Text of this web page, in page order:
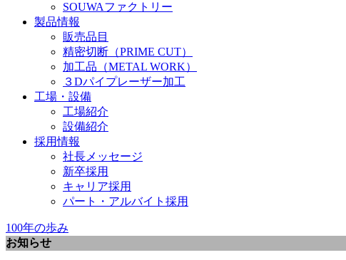
SOUWAファクトリー
製品情報
販売品目
精密切断（PRIME CUT）
加工品（METAL WORK）
３Dパイプレーザー加工
工場・設備
工場紹介
設備紹介
採用情報
社長メッセージ
新卒採用
キャリア採用
パート・アルバイト採用
100年の歩み
お知らせ